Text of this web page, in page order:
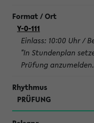
Y-0-111
Einlass: 10:00 Uhr /
"In Stundenplan
Prüfung anzumelden.
PRÜFUNG